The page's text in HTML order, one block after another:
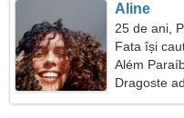
Aline
25 de ani,
Fata își
Além
Dragoste